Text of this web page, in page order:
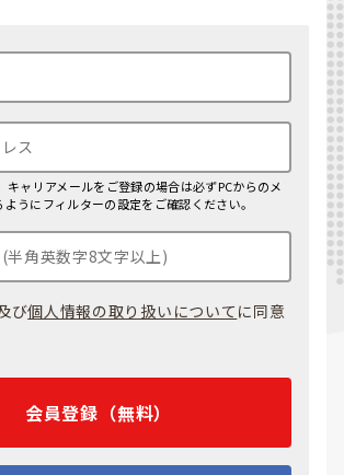
ャリアメールをご登録の場合は必ずPCからのメ
うにフィルターの設定をご確認ください。
び個人情報の取り扱いについて に同意
会員登録（無料）